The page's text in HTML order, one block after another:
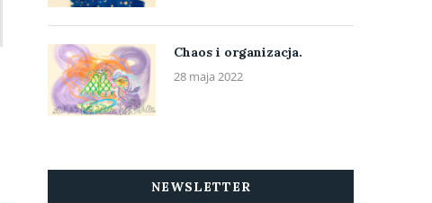
Chaos i organizacja.
28 maja 2022
NEWSLETTER